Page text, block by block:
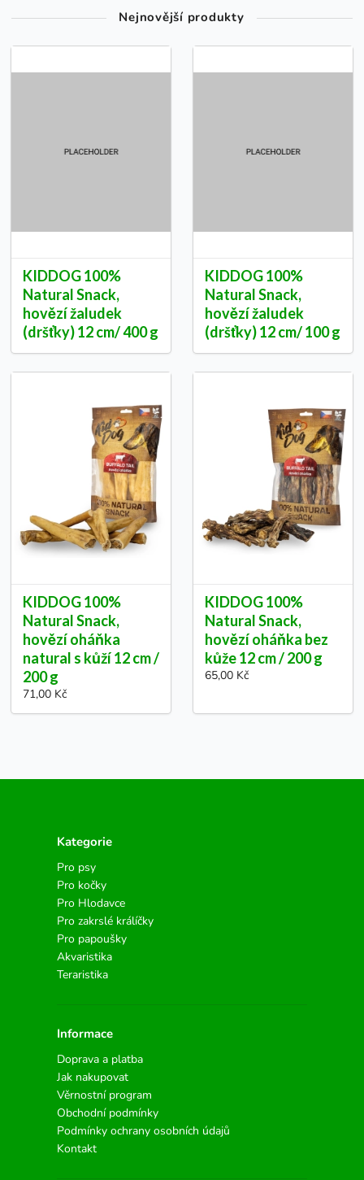
Nejnovější produkty
KIDDOG 100%
Natural Snack,
hovězí žaludek
(dršťky) 12 cm/ 400 g
KIDDOG 100%
Natural Snack,
hovězí žaludek
(dršťky) 12 cm/ 100 g
KIDDOG 100%
Natural Snack,
hovězí oháňka
natural s kůží 12 cm /
200 g
71,00 Kč
KIDDOG 100%
Natural Snack,
hovězí oháňka bez
kůže 12 cm / 200 g
65,00 Kč
Kategorie
Pro psy
Pro kočky
Pro Hlodavce
Pro zakrslé králíčky
Pro papoušky
Akvaristika
Teraristika
Informace
Doprava a platba
Jak nakupovat
Věrnostní program
Obchodní podmínky
Podmínky ochrany osobních údajů
Kontakt